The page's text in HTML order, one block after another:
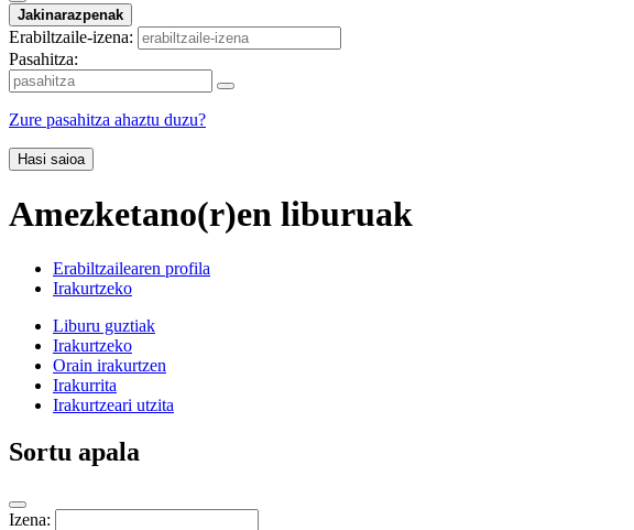
Jakinarazpenak
Erabiltzaile-izena:
Pasahitza:
Zure pasahitza ahaztu duzu?
Hasi saioa
Amezketano(r)en liburuak
Erabiltzailearen profila
Irakurtzeko
Liburu guztiak
Irakurtzeko
Orain irakurtzen
Irakurrita
Irakurtzeari utzita
Sortu apala
Izena: